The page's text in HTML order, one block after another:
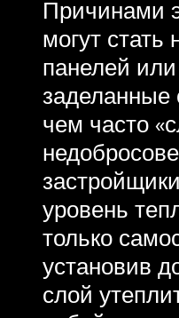
Причинами
могут
панелей
чем часто
уровень
только
установив
слой